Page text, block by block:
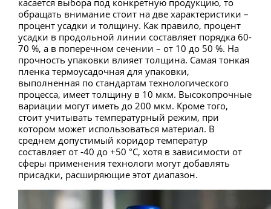
касается выбора под конкретную продукцию, то
обращать внимание стоит на две характеристики –
процент усадки и толщину. Как правило, процент
усадки в продольной линии составляет порядка 60-
70 %, а в поперечном сечении – от 10 до 50 %. На
прочность упаковки влияет толщина. Самая тонкая
пленка термоусадочная для упаковки,
выполненная по стандартам технологического
процесса, имеет толщину в 10 мкм. Высокопрочные
вариации могут иметь до 200 мкм. Кроме того,
стоит учитывать температурный режим, при
котором может использоваться материал. В
среднем допустимый коридор температур
составляет от -40 до +50 °С, хотя в зависимости от
сферы применения технологи могут добавлять
присадки, расширяющие этот диапазон.